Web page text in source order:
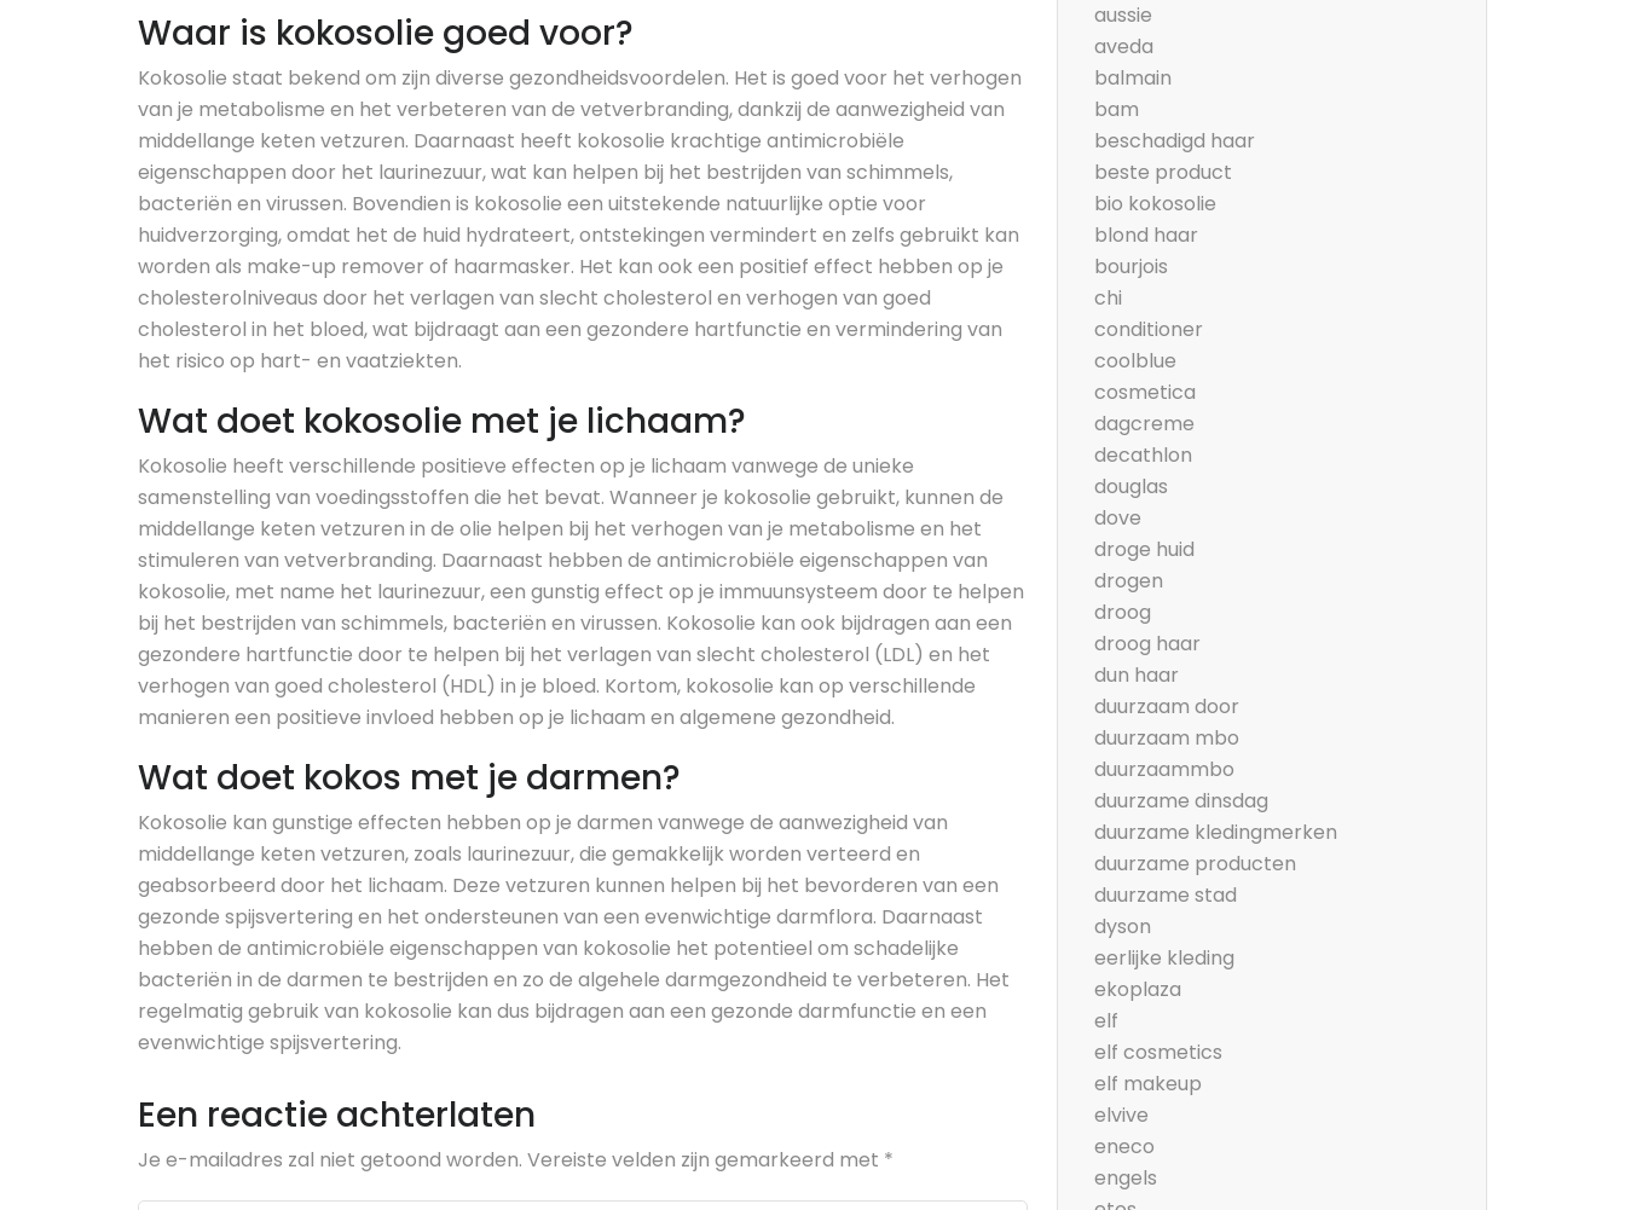
Waar is kokosolie goed voor?
Kokosolie staat bekend om zijn diverse gezondheidsvoordelen. Het is goed voor het verhogen
van je metabolisme en het verbeteren van de vetverbranding, dankzij de aanwezigheid van
middellange keten vetzuren. Daarnaast heeft kokosolie krachtige antimicrobiële
eigenschappen door het laurinezuur, wat kan helpen bij het bestrijden van schimmels,
bacteriën en virussen. Bovendien is kokosolie een uitstekende natuurlijke optie voor
huidverzorging, omdat het de huid hydrateert, ontstekingen vermindert en zelfs gebruikt kan
worden als make-up remover of haarmasker. Het kan ook een positief effect hebben op je
cholesterolniveaus door het verlagen van slecht cholesterol en verhogen van goed
cholesterol in het bloed, wat bijdraagt aan een gezondere hartfunctie en vermindering van
het risico op hart- en vaatziekten.
Wat doet kokosolie met je lichaam?
Kokosolie heeft verschillende positieve effecten op je lichaam vanwege de unieke
samenstelling van voedingsstoffen die het bevat. Wanneer je kokosolie gebruikt, kunnen de
middellange keten vetzuren in de olie helpen bij het verhogen van je metabolisme en het
stimuleren van vetverbranding. Daarnaast hebben de antimicrobiële eigenschappen van
kokosolie, met name het laurinezuur, een gunstig effect op je immuunsysteem door te helpen
bij het bestrijden van schimmels, bacteriën en virussen. Kokosolie kan ook bijdragen aan een
gezondere hartfunctie door te helpen bij het verlagen van slecht cholesterol (LDL) en het
verhogen van goed cholesterol (HDL) in je bloed. Kortom, kokosolie kan op verschillende
manieren een positieve invloed hebben op je lichaam en algemene gezondheid.
Wat doet kokos met je darmen?
Kokosolie kan gunstige effecten hebben op je darmen vanwege de aanwezigheid van
middellange keten vetzuren, zoals laurinezuur, die gemakkelijk worden verteerd en
geabsorbeerd door het lichaam. Deze vetzuren kunnen helpen bij het bevorderen van een
gezonde spijsvertering en het ondersteunen van een evenwichtige darmflora. Daarnaast
hebben de antimicrobiële eigenschappen van kokosolie het potentieel om schadelijke
bacteriën in de darmen te bestrijden en zo de algehele darmgezondheid te verbeteren. Het
regelmatig gebruik van kokosolie kan dus bijdragen aan een gezonde darmfunctie en een
evenwichtige spijsvertering.
Een reactie achterlaten
Je e-mailadres zal niet getoond worden. Vereiste velden zijn gemarkeerd met *
aussie
aveda
balmain
bam
beschadigd haar
beste product
bio kokosolie
blond haar
bourjois
chi
conditioner
coolblue
cosmetica
dagcreme
decathlon
douglas
dove
droge huid
drogen
droog
droog haar
dun haar
duurzaam door
duurzaam mbo
duurzaammbo
duurzame dinsdag
duurzame kledingmerken
duurzame producten
duurzame stad
dyson
eerlijke kleding
ekoplaza
elf
elf cosmetics
elf makeup
elvive
eneco
engels